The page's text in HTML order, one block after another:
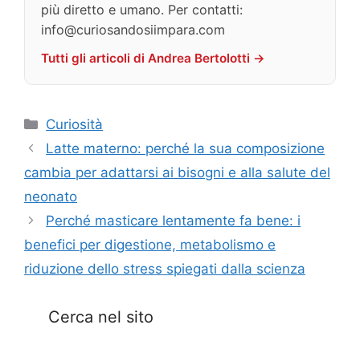
più diretto e umano. Per contatti:
info@curiosandosiimpara.com
Tutti gli articoli di Andrea Bertolotti →
Categorie
Curiosità
Latte materno: perché la sua composizione
cambia per adattarsi ai bisogni e alla salute del
neonato
Perché masticare lentamente fa bene: i
benefici per digestione, metabolismo e
riduzione dello stress spiegati dalla scienza
Cerca nel sito